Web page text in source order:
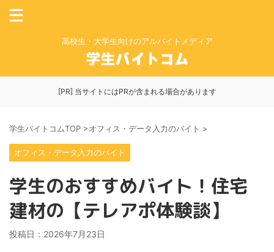
高校生・大学生向けのアルバイトメディア
[PR] 当サイトにはPRが含まれる場合があります
学生バイトコムTOP >オフィス・データ入力のバイト >
オフィス・データ入力のバイト
学生のおすすめバイト！住宅
建材の【テレアポ体験談】
投稿日： 2026年7月23日